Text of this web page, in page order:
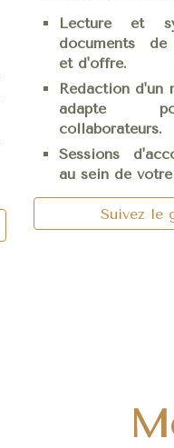
Lecture et
documents
et d'offre.
Rédaction d'un
adapté
collaborateurs.
Sessions
au sein de
Suivez le